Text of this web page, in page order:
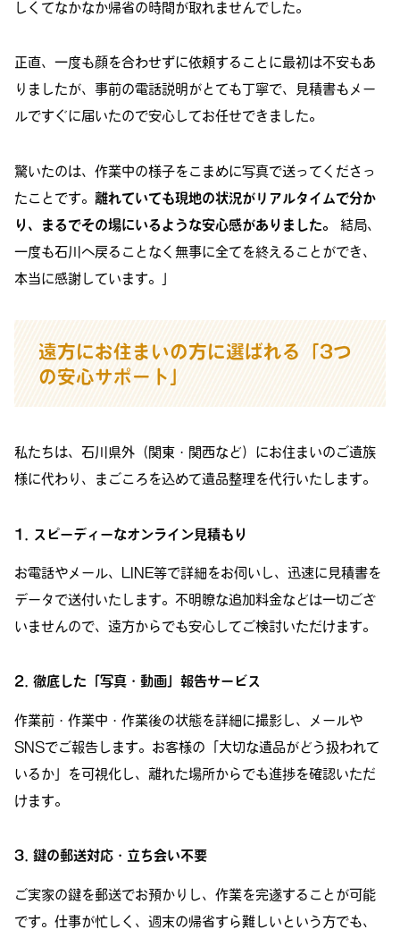
しくてなかなか帰省の時間が取れませんでした。
正直、一度も顔を合わせずに依頼することに最初は不安もあ
りましたが、事前の電話説明がとても丁寧で、見積書もメー
ルですぐに届いたので安心してお任せできました。
驚いたのは、作業中の様子をこまめに写真で送ってくださっ
たことです。 離れていても現地の状況がリアルタイムで分か
り、まるでその場にいるような安心感がありました。
結局、
一度も石川へ戻ることなく無事に全てを終えることができ、
本当に感謝しています。」
遠方にお住まいの方に選ばれる「3つ
の安心サポート」
私たちは、石川県外（関東・関西など）にお住まいのご遺族
様に代わり、まごころを込めて遺品整理を代行いたします。
1. スピーディーなオンライン見積もり
お電話やメール、LINE等で詳細をお伺いし、迅速に見積書を
データで送付いたします。不明瞭な追加料金などは一切ござ
いませんので、遠方からでも安心してご検討いただけます。
2. 徹底した「写真・動画」報告サービス
作業前・作業中・作業後の状態を詳細に撮影し、メールや
SNSでご報告します。お客様の「大切な遺品がどう扱われて
いるか」を可視化し、離れた場所からでも進捗を確認いただ
けます。
3. 鍵の郵送対応・立ち会い不要
ご実家の鍵を郵送でお預かりし、作業を完遂することが可能
です。仕事が忙しく、週末の帰省すら難しいという方でも、